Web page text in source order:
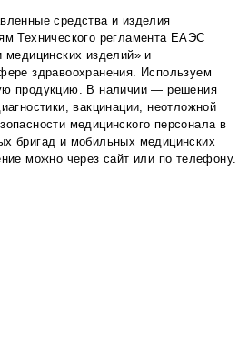
средства и изделия
Технического регламента ЕАЭС
медицинских изделий» и
здравоохранения. Используем
продукцию. В наличии — решения
вакцинации, неотложной
медицинского персонала в
бригад и мобильных медицинских
можно через сайт или по телефону.